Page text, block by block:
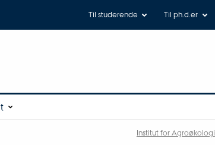
Til studerende Til ph.d.er
Institut for Agroøkologi